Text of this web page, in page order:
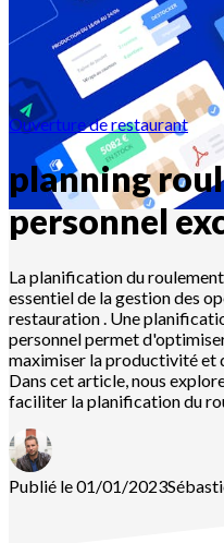
Ouverture de restaurant
planning
personnel
La planification du
essentiel de la gestion des
restauration . Une
personnel permet
maximiser la productivité et
Dans cet article, nous
faciliter la planification du
Publié le 01/01/2023